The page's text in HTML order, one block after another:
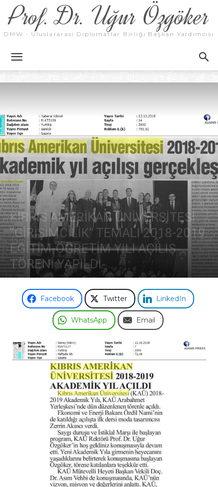
Prof. Dr. Uğur Özgöker
DMW - Uluslararası Diplomatlar Birliği Başkan Yardımcısı
KIBRIS AMERİKAN ÜNİVERSİTESİ
“GİRİŞİMCİLİK” TEMALI 2018-2019
EĞİTİM-ÖĞRETİM YILI AÇILIŞ
TÖRENİ YAPILDI
Facebook Twitter LinkedIn
WhatsApp Email